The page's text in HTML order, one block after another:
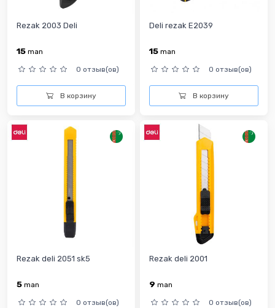
Rezak 2003 Deli
15 man
0 отзыв(ов)
В корзину
Deli rezak E2039
15 man
0 отзыв(ов)
В корзину
Rezak deli 2051 sk5
5 man
0 отзыв(ов)
Rezak deli 2001
9 man
0 отзыв(ов)